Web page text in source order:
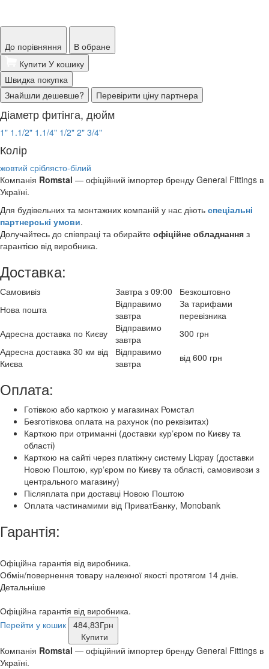
До порівняння
В обране
Купити У кошику
Швидка покупка
Знайшли дешевше?
Перевірити ціну партнера
Діаметр фитінга, дюйм
1" 1.1/2" 1.1/4" 1/2" 2" 3/4"
Колір
жовтий сріблясто-білий
Компанія Romstal — офіційний імпортер бренду General Fittings в
Україні.
Для будівельних та монтажних компаній у нас діють спеціальні
партнерські умови.
Долучайтесь до співпраці та обирайте офіційне обладнання з
гарантією від виробника.
Доставка:
Самовивіз Завтра з 09:00
Безкоштовно
Нова пошта
Відправимо
завтра
За тарифами
перевізника
Адресна доставка по Києву
Відправимо
завтра
300 грн
Адресна доставка 30 км від
Києва
Відправимо
завтра
від 600 грн
Оплата:
Готівкою або карткою у магазинах Ромстал
Безготівкова оплата на рахунок (по реквізитах)
Карткою при отриманні (доставки курʼєром по Києву та
області)
Карткою на сайті через платіжну систему Liqpay (доставки
Новою Поштою, курʼєром по Києву та області, самовивози з
центрального магазину)
Післяплата при доставці Новою Поштою
Оплата частинамими від ПриватБанку, Monobank
Гарантія:
Офіційна гарантія від виробника.
Обмін/повернення товару належної якості протягом 14 днів.
Детальніше
Офіційна гарантія від виробника.
Перейти у кошик 484,83Грн
Купити
Компанія Romstal — офіційний імпортер бренду General Fittings в
Україні.